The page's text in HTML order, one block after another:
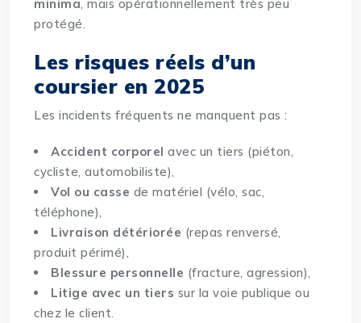
minima, mais opérationnellement très peu
protégé.
Les risques réels d’un
coursier en 2025
Les incidents fréquents ne manquent pas :
Accident corporel avec un tiers (piéton,
cycliste, automobiliste),
Vol ou casse de matériel (vélo, sac,
téléphone),
Livraison détériorée (repas renversé,
produit périmé),
Blessure personnelle (fracture, agression),
Litige avec un tiers sur la voie publique ou
chez le client.